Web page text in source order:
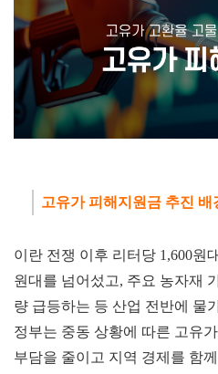
고유가 피해지원금 추진 배
이란 전쟁 이후 리터당 1,600원
원대를 넘어섰고, 주요 농자재
량 급등하는 등 산업 전반에 물
정부는 중동 상황에 따른 고유
부담을 줄이고 지역 경제를 함